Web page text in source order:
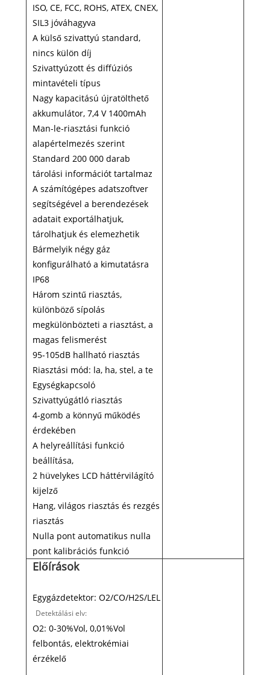
ISO, CE, FCC, ROHS, ATEX, CNEX,
SIL3 jóváhagyva
A külső szivattyú standard,
nincs külön díj
Szivattyúzott és diffúziós
mintavételi típus
Nagy kapacitású újratölthető
akkumulátor, 7,4 V 1400mAh
Man-le-riasztási funkció
alapértelmezés szerint
Standard 200 000 darab
tárolási információt tartalmaz
A számítógépes adatszoftver
segítségével a berendezések
adatait exportálhatjuk,
tárolhatjuk és elemezhetik
Bármelyik négy gáz
konfigurálható a kimutatásra
IP68
Három szintű riasztás,
különböző sípolás
megkülönbözteti a riasztást, a
magas felismerést
95-105dB hallható riasztás
Riasztási mód: la, ha, stel, a te
Egységkapcsoló
Szivattyúgátló riasztás
4-gomb a könnyű működés
érdekében
A helyreállítási funkció
beállítása,
2 hüvelykes LCD háttérvilágító
kijelző
Hang, világos riasztás és rezgés
riasztás
Nulla pont automatikus nulla
pont kalibrációs funkció
Előírások
Egygázdetektor: O2/CO/H2S/LEL
Detektálási elv:
O2: 0-30%Vol, 0,01%Vol
felbontás, elektrokémiai
érzékelő